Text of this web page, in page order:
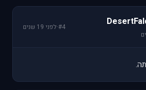
#4
·לפני 19 שנים